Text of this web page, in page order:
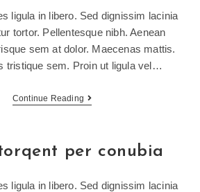
ligula in libero. Sed dignissim lacinia
tortor. Pellentesque nibh. Aenean
sem at dolor. Maecenas mattis.
tristique sem. Proin ut ligula vel…
Continue Reading
per conubia
ligula in libero. Sed dignissim lacinia